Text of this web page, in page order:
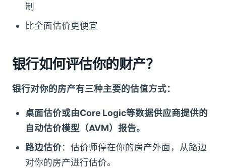
制
比全面估价更便宜
银行如何评估你的财产？
银行对你的房产有三种主要的估值方式：
桌面估价或由Core Logic等数据供应商提供的
自动估价模型（AVM）报告。
路边估价：估价师停在你的房产外面，从路边
对你的房产进行估价。